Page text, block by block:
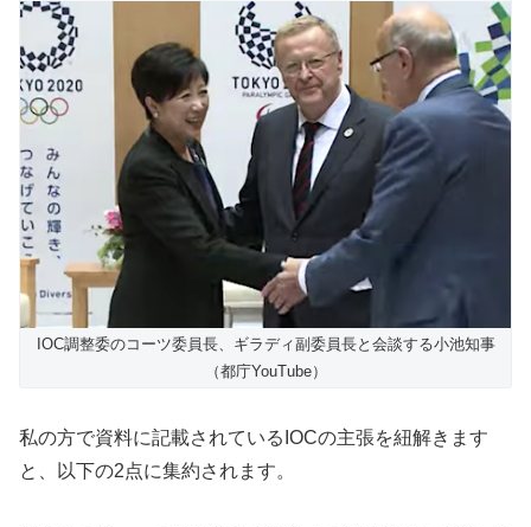
IOC調整委のコーツ委員長、ギラディ副委員長と会談する小池知事
（都庁YouTube）
私の方で資料に記載されているIOCの主張を紐解きます
と、以下の2点に集約されます。